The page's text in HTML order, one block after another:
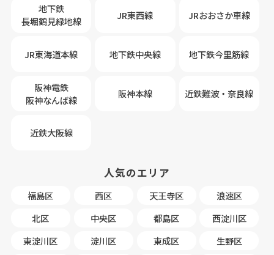
地下鉄
長堀鶴見緑地線
JR東西線 JRおおさか車線
JR東海道本線 地下鉄中央線 地下鉄今里筋線
阪神電鉄
阪神なんば線
阪神本線 近鉄難波・奈良線
近鉄大阪線
人気のエリア
福島区 西区 天王寺区
浪速区
北区
中央区 都島区
西淀川区
東淀川区
淀川区 東成区
生野区